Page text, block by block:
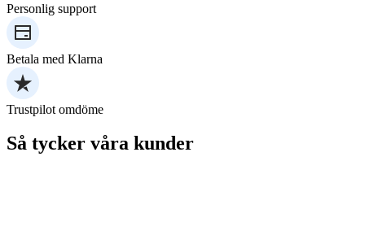
Personlig support
Betala med Klarna
Trustpilot omdöme
Så tycker våra kunder